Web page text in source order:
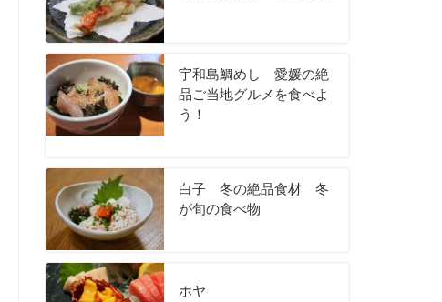
宇和島鯛めし 愛媛の絶
品ご当地グルメを食べよ
う！
白子 冬の絶品食材 冬
が旬の食べ物
ホヤ